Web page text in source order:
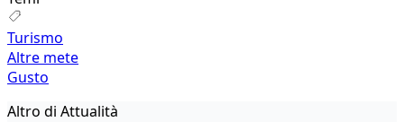
Turismo
Altre mete
Gusto
Altro di Attualità